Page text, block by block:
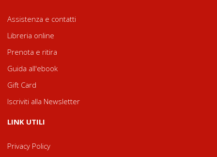
Assistenza e contatti
Libreria online
Prenota e ritira
Guida all'ebook
Gift Card
Iscriviti alla Newsletter
LINK UTILI
Privacy Policy